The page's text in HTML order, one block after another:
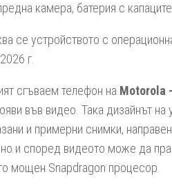
камера, батерия с
се устройството с
г.
сгъваем телефон на Motorola
във видео. Така дизайнът
и примерни снимки,
и според видеото може да
мощен Snapdragon процесор.